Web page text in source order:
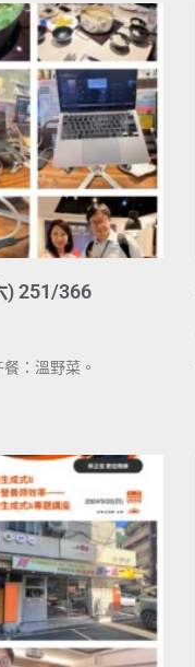
) 251/366
：溫野菜。